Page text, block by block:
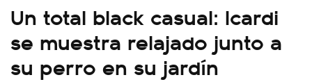
Un total black casual: Icardi
se muestra relajado junto a
su perro en su jardín